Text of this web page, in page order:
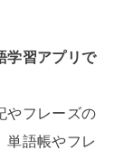
学習アプリで
やフレーズの
単語帳やフレ